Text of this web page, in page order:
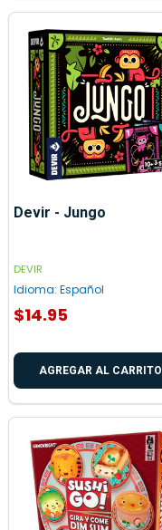
Devir - Jungo
DEVIR
Idioma: Español
$14.95
AGREGAR AL CARRITO